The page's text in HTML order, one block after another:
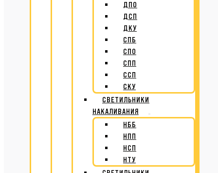
ДПО
ДСП
ДКУ
СПБ
СПО
СПП
ССП
СКУ
СВЕТИЛЬНИКИ
НАКАЛИВАНИЯ
НББ
НПП
НСП
НТУ